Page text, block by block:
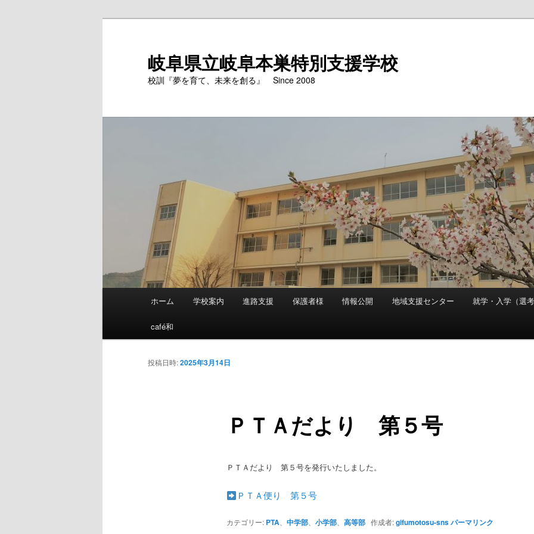
岐阜県立岐阜本巣特別支援学校
校訓『夢を育て、未来を創る』 Since 2008
メ
メ
イ
ン
ホーム 学校案内 進路支援 保護者様 情報公開 地域支援センター 就学・入学（選
café和
ＰＴＡだより 第５号
投稿日時:2025年3月14日
ＰＴＡだより 第５号を発行いたしました。
ＰＴＡ便り 第５号
カテゴリー: PTA、 中学部、 小学部、 高等部作成者:gifumotosu-snsパーマリンク